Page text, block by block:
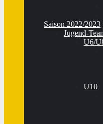
Saison 2022/2023
Jugend-
U6/
U10